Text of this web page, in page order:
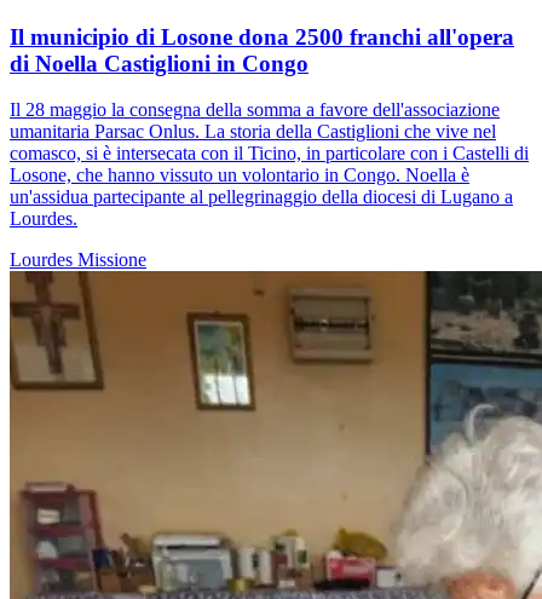
Il municipio di Losone dona 2500 franchi all'opera
di Noella Castiglioni in Congo
Il 28 maggio la consegna della somma a favore dell'associazione
umanitaria Parsac Onlus. La storia della Castiglioni che vive nel
comasco, si è intersecata con il Ticino, in particolare con i Castelli di
Losone, che hanno vissuto un volontario in Congo. Noella è
un'assidua partecipante al pellegrinaggio della diocesi di Lugano a
Lourdes.
Lourdes Missione